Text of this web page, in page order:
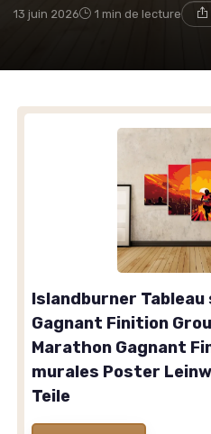
13 juin 2026 1 min de lecture
Islandburner
Gagnant Finition
Marathon Gagnant
murales Poster
Teile